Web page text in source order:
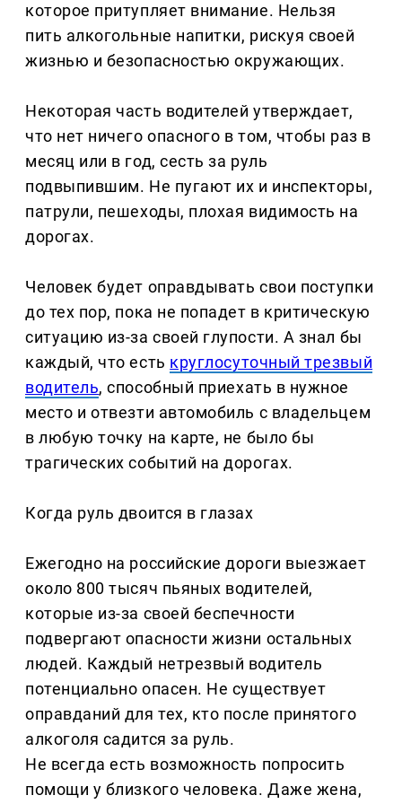
которое притупляет внимание. Нельзя
пить алкогольные напитки, рискуя своей
жизнью и безопасностью окружающих.
Некоторая часть водителей утверждает,
что нет ничего опасного в том, чтобы раз в
месяц или в год, сесть за руль
подвыпившим. Не пугают их и инспекторы,
патрули, пешеходы, плохая видимость на
дорогах.
Человек будет оправдывать свои поступки
до тех пор, пока не попадет в критическую
ситуацию из-за своей глупости. А знал бы
каждый, что есть круглосуточный трезвый
водитель, способный приехать в нужное
место и отвезти автомобиль с владельцем
в любую точку на карте, не было бы
трагических событий на дорогах.
Когда руль двоится в глазах
Ежегодно на российские дороги выезжает
около 800 тысяч пьяных водителей,
которые из-за своей беспечности
подвергают опасности жизни остальных
людей. Каждый нетрезвый водитель
потенциально опасен. Не существует
оправданий для тех, кто после принятого
алкоголя садится за руль.
Не всегда есть возможность попросить
помощи у близкого человека. Даже жена,